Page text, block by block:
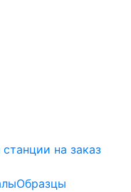
на заказ
Образцы